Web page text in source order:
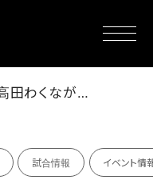
3/9 安芸高田わくながハンドボールクラブ戦 グッズ販売情報のお知らせ
試合情報 イベント情